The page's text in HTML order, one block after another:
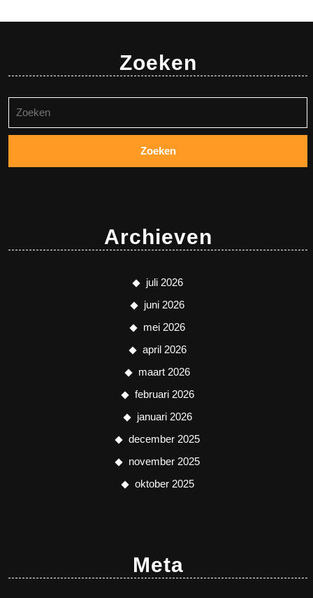
Zoeken
naar:
Archieven
juli 2026
juni 2026
mei 2026
april 2026
maart 2026
februari 2026
januari 2026
december 2025
november 2025
oktober 2025
Meta